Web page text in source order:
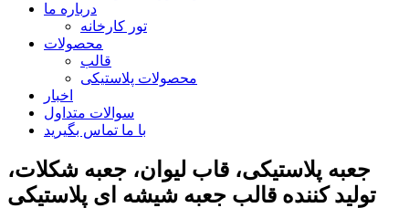
درباره ما
تور کارخانه
محصولات
قالب
محصولات پلاستیکی
اخبار
سوالات متداول
با ما تماس بگیرید
جعبه پلاستیکی، قاب لیوان، جعبه شکلات،
تولید کننده قالب جعبه شیشه ای پلاستیکی